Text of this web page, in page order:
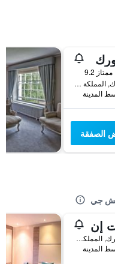
ممتاز 9.2
Station Rise, يورك, المملكة المتحدة
الصفقة
جي
إن
24 Walmgate, يورك, المملكة المتحدة